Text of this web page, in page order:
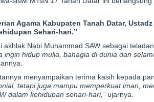
Agama Kabupaten Tanah Datar, Ustadz
Sehari-hari.”
Nabi Muhammad SAW sebagai
hidup mulia, bahagia di dunia dan
menyampaikan terima kasih kepada
tetapi juga mampu memperkuat iman,
dalam kehidupan sehari-hari,” ujarnya.